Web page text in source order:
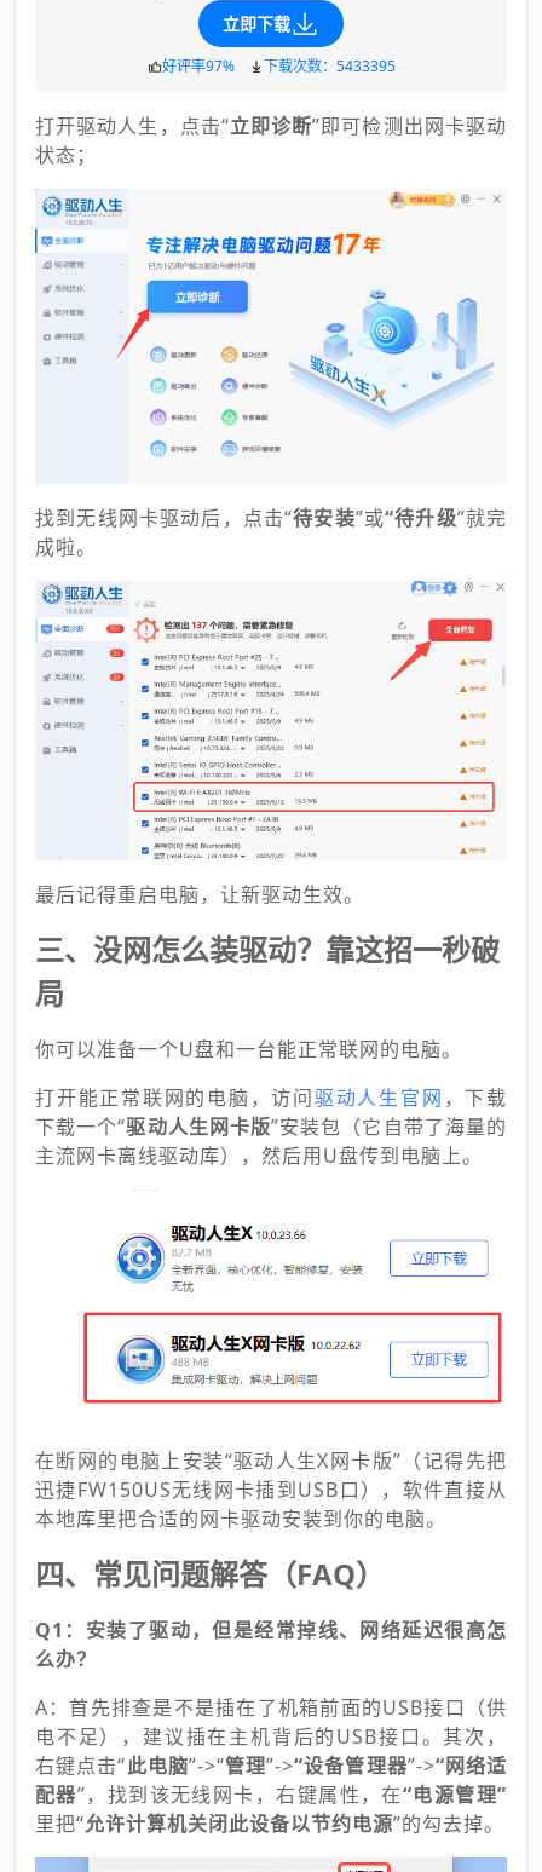
立即下载
好评率97% 下载次数：5433395
打开驱动人生，点击“立即诊断”即可检测出网卡驱动
状态；
找到无线网卡驱动后，点击“待安装”或“待升级”就完
成啦。
最后记得重启电脑，让新驱动生效。
三、没网怎么装驱动？靠这招一秒破
局
你可以准备一个U盘和一台能正常联网的电脑。
打开能正常联网的电脑，访问驱动人生官网 ，下载
下载一个“驱动人生网卡版”安装包（它自带了海量的
主流网卡离线驱动库），然后用U盘传到电脑上。
在断网的电脑上安装“驱动人生X网卡版”（记得先把
迅捷FW150US无线网卡插到USB口）， 软件直接从
本地库里把合适的网卡驱动安装到你的电脑。
四、常见问题解答（FAQ）
Q1：安装了驱动，但是经常掉线、网络延迟很高怎
么办？
A：首先排查是不是插在了机箱前面的USB接口（供
电不足），建议插在主机背后的USB接口。其次，
右键点击“此电脑”->“管理”->“设备管理器”->“网络适
配器”，找到该无线网卡，右键属性，在“电源管理”
里把“允许计算机关闭此设备以节约电源”的勾去掉。